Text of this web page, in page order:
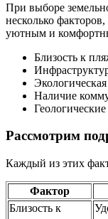
При выборе
несколько
уютным и
Близость к
Наличие
Рассмотрим
Каждый из этих
Фактор
Близость к